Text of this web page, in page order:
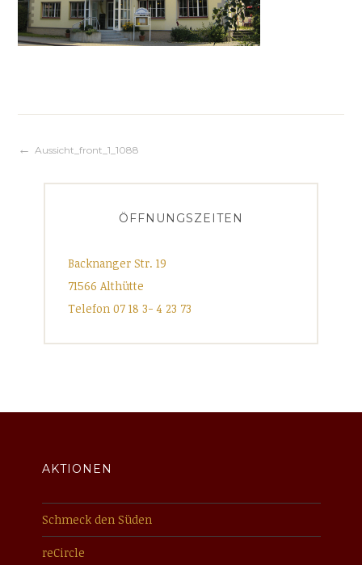
Beitragsnavigation
Aussicht_front_1_1088
ÖFFNUNGSZEITEN
Backnanger Str. 19
71566 Althütte
Telefon 07 18 3- 4 23 73
AKTIONEN
Schmeck den Süden
reCircle